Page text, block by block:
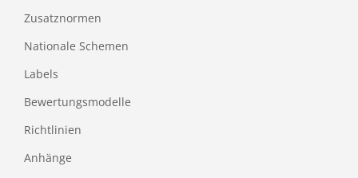
Zusatznormen
Nationale Schemen
Labels
Bewertungsmodelle
Richtlinien
Anhänge